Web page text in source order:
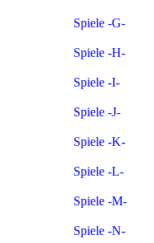
Spiele -G-
Spiele -H-
Spiele -I-
Spiele -J-
Spiele -K-
Spiele -L-
Spiele -M-
Spiele -N-